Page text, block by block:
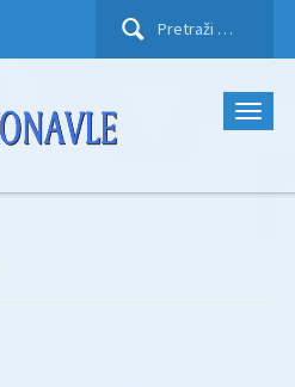
Pretraži: